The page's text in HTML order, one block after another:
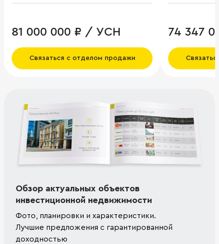
81 000 000 ₽ / УСН
Связаться с отделом продажи
74 347
Обзор актуальных объектов
инвестиционной недвижимости
Фото, планировки и характеристики.
Лучшие предложения с гарантированной
доходностью